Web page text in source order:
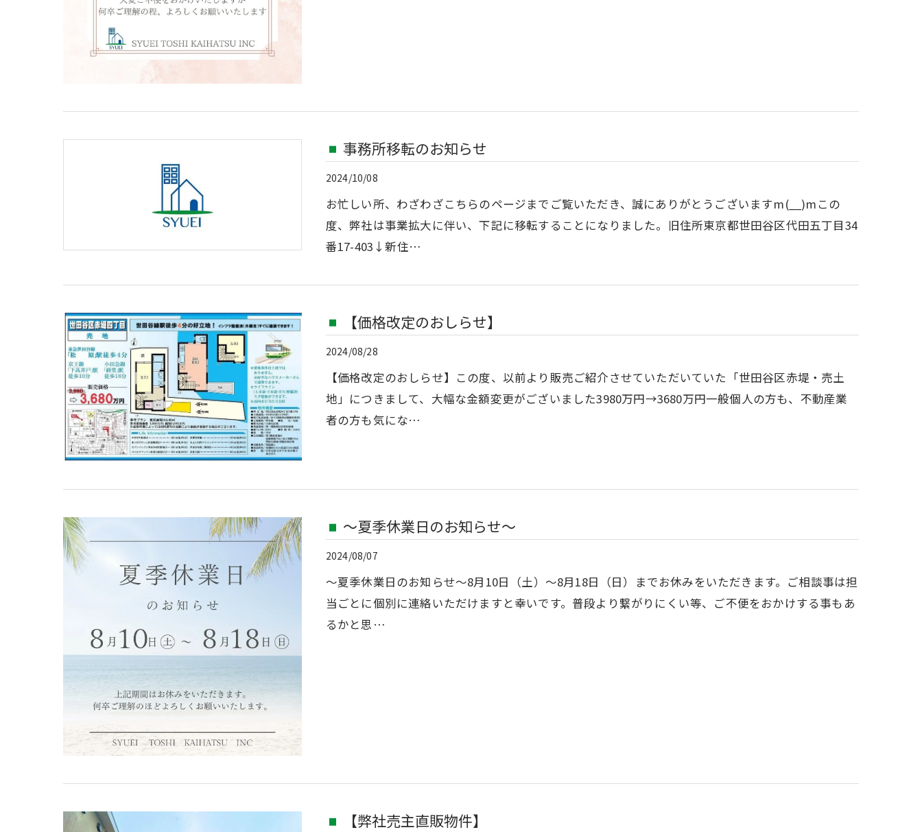
事務所移転のお知らせ
2024/10/08
お忙しい所、わざわざこちらのページまでご覧いただき、誠にありがとうございますm(__)mこの
度、弊社は事業拡大に伴い、下記に移転することになりました。旧住所東京都世田谷区代田五丁目34
番17-403↓新住…
【価格改定のおしらせ】
2024/08/28
【価格改定のおしらせ】この度、以前より販売ご紹介させていただいていた「世田谷区赤堤・売土
地」につきまして、大幅な金額変更がございました3980万円→3680万円一般個人の方も、不動産業
者の方も気にな…
〜夏季休業日のお知らせ〜
2024/08/07
〜夏季休業日のお知らせ〜8月10日（土）〜8月18日（日）までお休みをいただきます。ご相談事は担
当ごとに個別に連絡いただけますと幸いです。普段より繋がりにくい等、ご不便をおかけする事もあ
るかと思…
【弊社売主直販物件】